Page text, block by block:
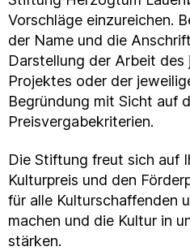
Vorschläge einzureichen.
der Name und die
Darstellung der Arbeit
Projektes oder der
Begründung mit Sicht auf
Preisvergabekriterien.
Die Stiftung freut sich auf
Kulturpreis und den
für alle Kulturschaffenden
machen und die Kultur in
stärken.